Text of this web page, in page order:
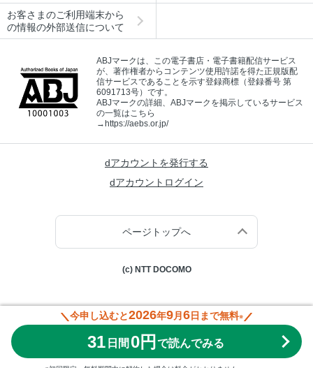
お客さまのご利用端末から
の情報の外部送信について
ABJマークは、この電子書店・電子書籍配信サービス
が、著作権者からコンテンツ使用許諾を得た正規版配
信サービスであることを示す登録商標（登録番号 第
6091713号）です。
ABJマークの詳細、ABJマークを掲示しているサービス
の一覧はこちら
→https://aebs.or.jp/
dアカウントを発行する
dアカウントログイン
ページトップへ
(c) NTT DOCOMO
今申し込むと2026年9月 6日まで無料※
31 日間 0円 で読んでみる